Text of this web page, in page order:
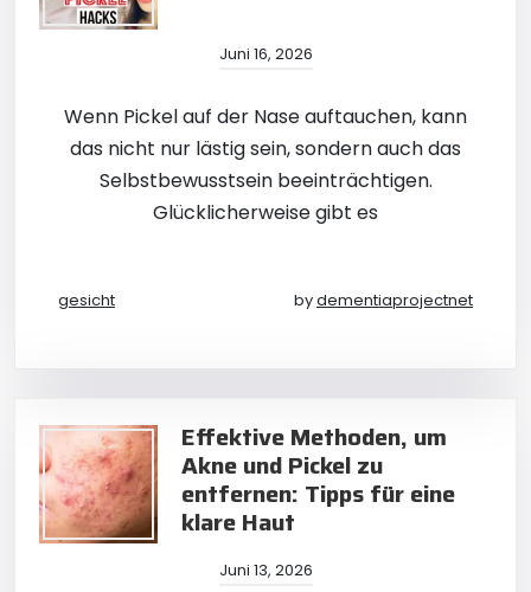
Juni 16, 2026
Wenn Pickel auf der Nase auftauchen, kann
das nicht nur lästig sein, sondern auch das
Selbstbewusstsein beeinträchtigen.
Glücklicherweise gibt es
gesicht bydementiaprojectnet
Effektive Methoden, um
Akne und Pickel zu
entfernen: Tipps für eine
klare Haut
Juni 13, 2026